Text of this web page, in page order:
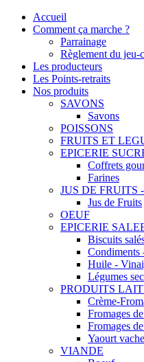
Accueil
Comment ça marche ?
Parrainage
Règlement du jeu-
Les producteurs
Les Points-retraits
Nos produits
SAVONS
Savons
POISSONS
FRUITS ET
EPICERIE
Coffrets
Farines
JUS DE FRUITS
Jus de Fruits
OEUF
EPICERIE
Biscuits
Condiments
Huile -
Légumes
PRODUITS
Crème-
Fromages
Fromages
Yaourt vache
VIANDE